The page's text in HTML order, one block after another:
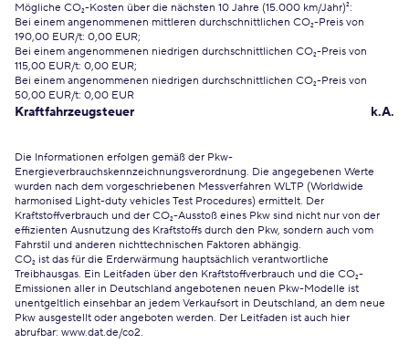
Mögliche CO₂-Kosten über die nächsten 10 Jahre (15.000 km/Jahr)²:
Bei einem angenommenen mittleren durchschnittlichen CO₂-Preis von
190,00 EUR/t: 0,00 EUR;
Bei einem angenommenen niedrigen durchschnittlichen CO₂-Preis von
115,00 EUR/t: 0,00 EUR;
Bei einem angenommenen niedrigen durchschnittlichen CO₂-Preis von
50,00 EUR/t: 0,00 EUR
Kraftfahrzeugsteuer k.A.
Die Informationen erfolgen gemäß der Pkw-
Energieverbrauchskennzeichnungsverordnung. Die angegebenen Werte
wurden nach dem vorgeschriebenen Messverfahren WLTP (Worldwide
harmonised Light-duty vehicles Test Procedures) ermittelt. Der
Kraftstoffverbrauch und der CO₂-Ausstoß eines Pkw sind nicht nur von der
effizienten Ausnutzung des Kraftstoffs durch den Pkw, sondern auch vom
Fahrstil und anderen nichttechnischen Faktoren abhängig.
CO₂ ist das für die Erderwärmung hauptsächlich verantwortliche
Treibhausgas. Ein Leitfaden über den Kraftstoffverbrauch und die CO₂-
Emissionen aller in Deutschland angebotenen neuen Pkw-Modelle ist
unentgeltlich einsehbar an jedem Verkaufsort in Deutschland, an dem neue
Pkw ausgestellt oder angeboten werden. Der Leitfaden ist auch hier
abrufbar: www.dat.de/co2.